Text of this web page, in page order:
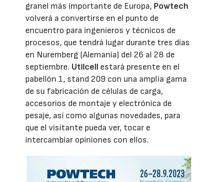
granel más importante de Europa, Powtech
volverá a convertirse en el punto de
encuentro para ingenieros y técnicos de
procesos, que tendrá lugar durante tres días
en Nuremberg (Alemania) del 26 al 28 de
septiembre. Utilcell estará presente en el
pabellón 1, stand 209 con una amplia gama
de su fabricación de células de carga,
accesorios de montaje y electrónica de
pesaje, así como algunas novedades, para
que el visitante pueda ver, tocar e
intercambiar opiniones con ellos.